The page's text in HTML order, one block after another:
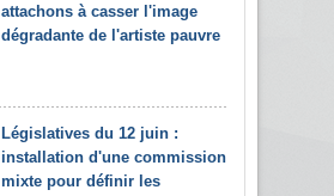
attachons à casser l'image
dégradante de l'artiste pauvre
Législatives du 12 juin :
installation d'une commission
mixte pour définir les